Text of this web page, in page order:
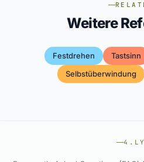
Weitere
Festdrehen Tastsinn
Selbstüberwindung
4.LY